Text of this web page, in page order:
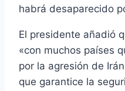
habrá desaparecido
El presidente añadió
«con muchos países
por la agresión de
que garantice la